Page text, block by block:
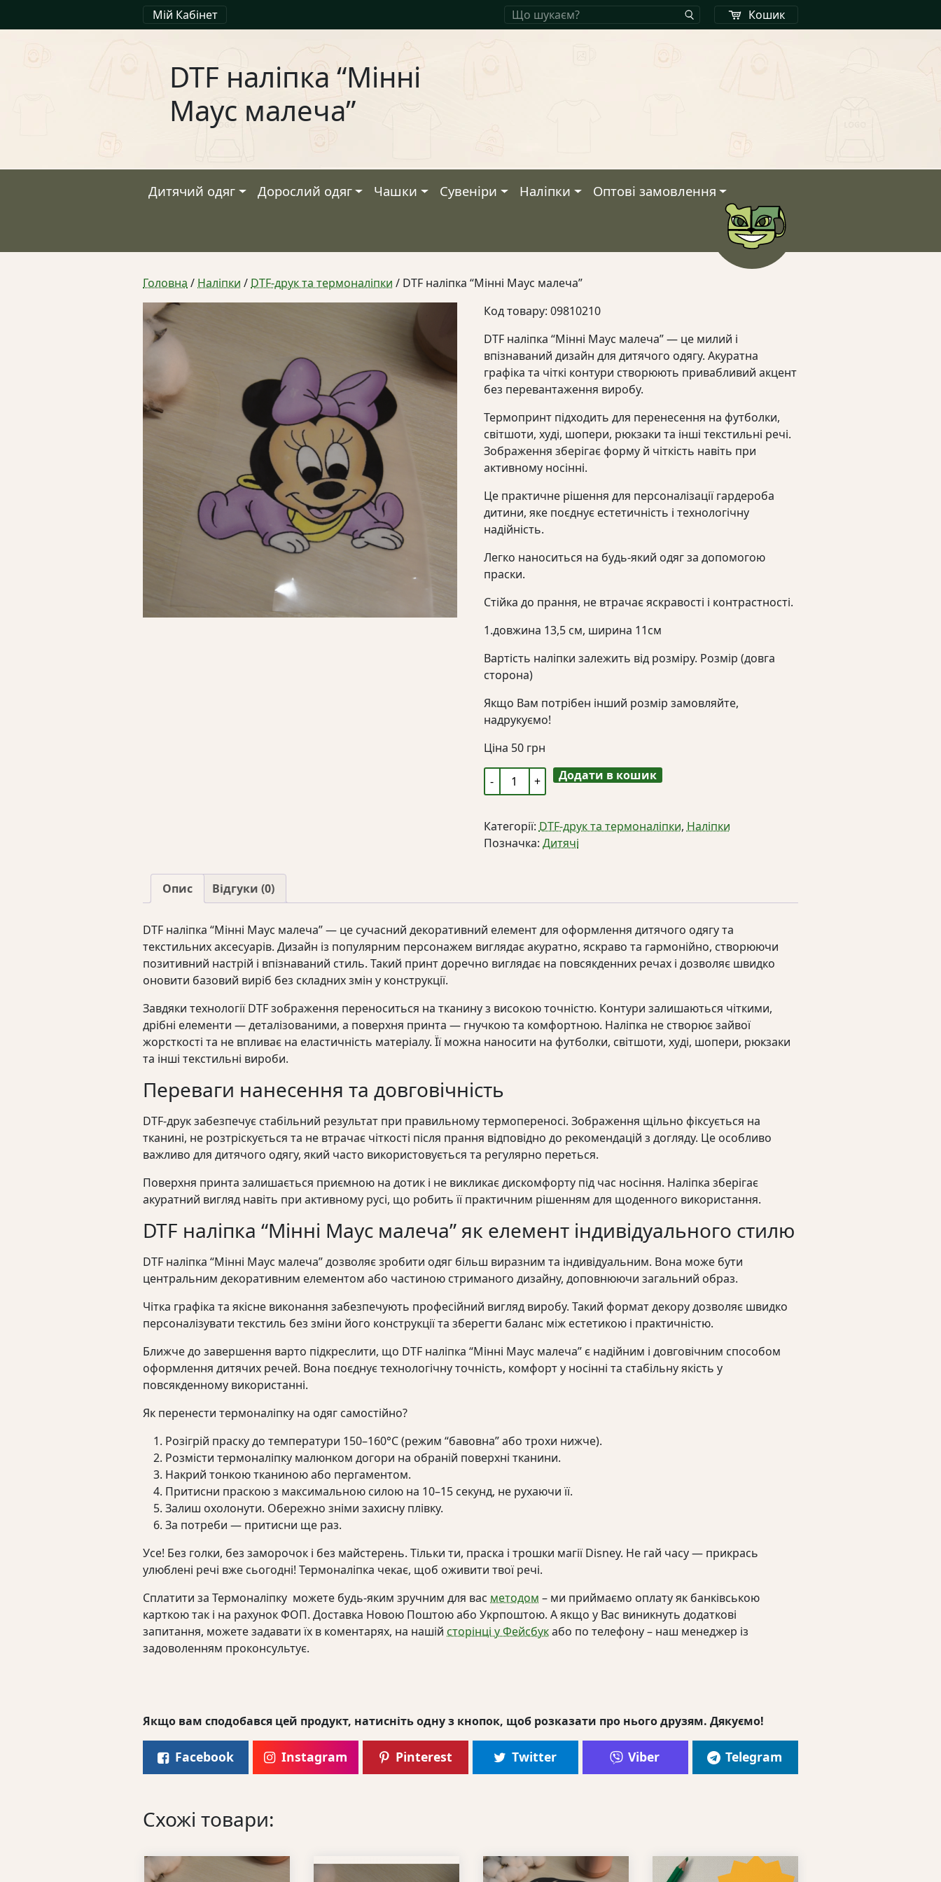
Мій Кабінет Кошик
DTF наліпка “Мінні
Маус малеча”
Дитячий одяг Дорослий одяг Чашки Сувеніри Наліпки Оптові замовлення
Головна / Наліпки / DTF-друк та термоналіпки / DTF наліпка “Мінні Маус малеча”
Код товару: 09810210
DTF наліпка “Мінні Маус малеча” — це милий і
впізнаваний дизайн для дитячого одягу. Акуратна
графіка та чіткі контури створюють привабливий акцент
без перевантаження виробу.
Термопринт підходить для перенесення на футболки,
світшоти, худі, шопери, рюкзаки та інші текстильні речі.
Зображення зберігає форму й чіткість навіть при
активному носінні.
Це практичне рішення для персоналізації гардероба
дитини, яке поєднує естетичність і технологічну
надійність.
Легко наноситься на будь-який одяг за допомогою
праски.
Стійка до прання, не втрачає яскравості і контрастності.
1.довжина 13,5 см, ширина 11см
Вартість наліпки залежить від розміру. Розмір (довга
сторона)
Якщо Вам потрібен інший розмір замовляйте,
надрукуємо!
Ціна 50 грн
DTF
наліпка
Маус
малеча"
Додати в кошик
Категорії: DTF-друк та термоналіпки, Наліпки
Позначка: Дитячі
Опис Відгуки (0)
DTF наліпка “Мінні Маус малеча” — це сучасний декоративний елемент для оформлення дитячого одягу та
текстильних аксесуарів. Дизайн із популярним персонажем виглядає акуратно, яскраво та гармонійно, створюючи
позитивний настрій і впізнаваний стиль. Такий принт доречно виглядає на повсякденних речах і дозволяє швидко
оновити базовий виріб без складних змін у конструкції.
Завдяки технології DTF зображення переноситься на тканину з високою точністю. Контури залишаються чіткими,
дрібні елементи — деталізованими, а поверхня принта — гнучкою та комфортною. Наліпка не створює зайвої
жорсткості та не впливає на еластичність матеріалу. Її можна наносити на футболки, світшоти, худі, шопери, рюкзаки
та інші текстильні вироби.
Переваги нанесення та довговічність
DTF-друк забезпечує стабільний результат при правильному термопереносі. Зображення щільно фіксується на
тканині, не розтріскується та не втрачає чіткості після прання відповідно до рекомендацій з догляду. Це особливо
важливо для дитячого одягу, який часто використовується та регулярно переться.
Поверхня принта залишається приємною на дотик і не викликає дискомфорту під час носіння. Наліпка зберігає
акуратний вигляд навіть при активному русі, що робить її практичним рішенням для щоденного використання.
DTF наліпка “Мінні Маус малеча” як елемент індивідуального стилю
DTF наліпка “Мінні Маус малеча” дозволяє зробити одяг більш виразним та індивідуальним. Вона може бути
центральним декоративним елементом або частиною стриманого дизайну, доповнюючи загальний образ.
Чітка графіка та якісне виконання забезпечують професійний вигляд виробу. Такий формат декору дозволяє швидко
персоналізувати текстиль без зміни його конструкції та зберегти баланс між естетикою і практичністю.
Ближче до завершення варто підкреслити, що DTF наліпка “Мінні Маус малеча” є надійним і довговічним способом
оформлення дитячих речей. Вона поєднує технологічну точність, комфорт у носінні та стабільну якість у
повсякденному використанні.
Як перенести термоналіпку на одяг самостійно?
Розігрій праску до температури 150–160°C (режим “бавовна” або трохи нижче).
Розмісти термоналіпку малюнком догори на обраній поверхні тканини.
Накрий тонкою тканиною або пергаментом.
Притисни праскою з максимальною силою на 10–15 секунд, не рухаючи її.
Залиш охолонути. Обережно зніми захисну плівку.
За потреби — притисни ще раз.
Усе! Без голки, без заморочок і без майстерень. Тільки ти, праска і трошки магії Disney. Не гай часу — прикрась
улюблені речі вже сьогодні! Термоналіпка чекає, щоб оживити твої речі.
Сплатити за Термоналіпку можете будь-яким зручним для вас методом – ми приймаємо оплату як банківською
карткою так і на рахунок ФОП. Доставка Новою Поштою або Укрпоштою. А якщо у Вас виникнуть додаткові
запитання, можете задавати їх в коментарях, на нашій сторінці у Фейсбукабо по телефону – наш менеджер із
задоволенням проконсультує.
Якщо вам сподобався цей продукт, натисніть одну з кнопок, щоб розказати про нього друзям. Дякуємо!
Facebook Instagram Pinterest Twitter Viber Telegram
Схожі товари: